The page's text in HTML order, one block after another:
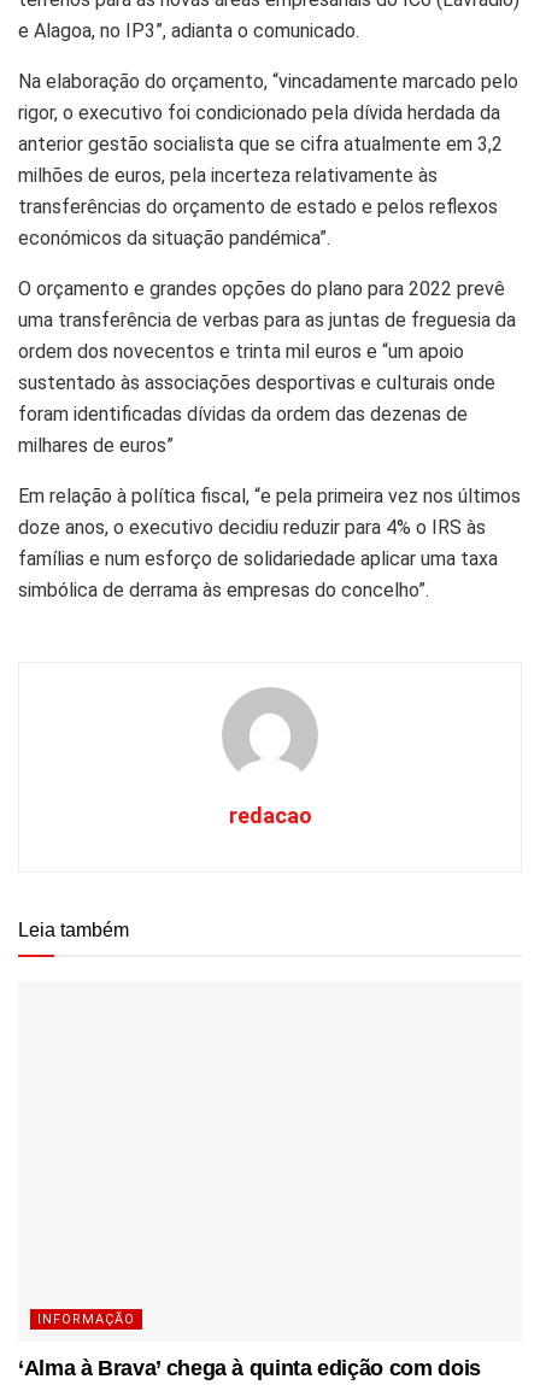
e Alagoa, no IP3”, adianta o comunicado.
Na elaboração do orçamento, “vincadamente marcado pelo
rigor, o executivo foi condicionado pela dívida herdada da
anterior gestão socialista que se cifra atualmente em 3,2
milhões de euros, pela incerteza relativamente às
transferências do orçamento de estado e pelos reflexos
económicos da situação pandémica”.
O orçamento e grandes opções do plano para 2022 prevê
uma transferência de verbas para as juntas de freguesia da
ordem dos novecentos e trinta mil euros e “um apoio
sustentado às associações desportivas e culturais onde
foram identificadas dívidas da ordem das dezenas de
milhares de euros”
Em relação à política fiscal, “e pela primeira vez nos últimos
doze anos, o executivo decidiu reduzir para 4% o IRS às
famílias e num esforço de solidariedade aplicar uma taxa
simbólica de derrama às empresas do concelho”.
redacao
Leia também
INFORMAÇÃO
‘Alma à Brava’ chega à quinta edição com dois